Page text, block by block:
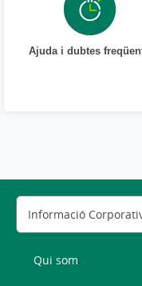
Ajuda i dubtes
Qui som